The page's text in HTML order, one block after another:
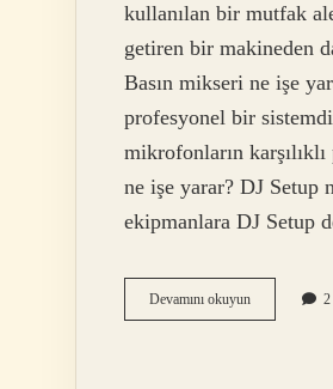
kullanılan bir mutfak
getiren bir makineden
Basın mikseri ne işe
profesyonel bir
mikrofonların
ne işe yarar? DJ Setup
ekipmanlara DJ Setup
Devamını okuyunDj
Mikseri